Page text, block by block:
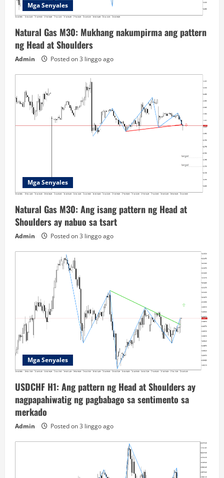
Mga Senyales
Natural Gas M30: Mukhang nakumpirma ang pattern
ng Head at Shoulders
Admin Posted on 3 linggo ago
Mga Senyales
Natural Gas M30: Ang isang pattern ng Head at
Shoulders ay nabuo sa tsart
Admin Posted on 3 linggo ago
Mga Senyales
USDCHF H1: Ang pattern ng Head at Shoulders ay
nagpapahiwatig ng pagbabago sa sentimento sa
merkado
Admin Posted on 3 linggo ago